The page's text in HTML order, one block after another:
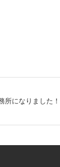
所になりました！